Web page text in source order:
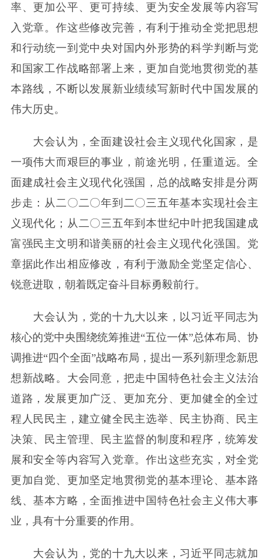
率、更加公平、更可持续、更为安全发展等内容写
入党章。作这些修改完善，有利于推动全党把思想
和行动统一到党中央对国内外形势的科学判断与党
和国家工作战略部署上来，更加自觉地贯彻党的基
本路线，不断以发展新业绩续写新时代中国发展的
伟大历史。
大会认为，全面建设社会主义现代化国家，是
一项伟大而艰巨的事业，前途光明，任重道远。全
面建成社会主义现代化强国，总的战略安排是分两
步走：从二〇二〇年到二〇三五年基本实现社会主
义现代化；从二〇三五年到本世纪中叶把我国建成
富强民主文明和谐美丽的社会主义现代化强国。党
章据此作出相应修改，有利于激励全党坚定信心、
锐意进取，朝着既定奋斗目标勇毅前行。
大会认为，党的十九大以来，以习近平同志为
核心的党中央围绕统筹推进“五位一体”总体布局、协
调推进“四个全面”战略布局，提出一系列新理念新思
想新战略。大会同意，把走中国特色社会主义法治
道路，发展更加广泛、更加充分、更加健全的全过
程人民民主，建立健全民主选举、民主协商、民主
决策、民主管理、民主监督的制度和程序，统筹发
展和安全等内容写入党章。作出这些充实，对全党
更加自觉、更加坚定地贯彻党的基本理论、基本路
线、基本方略，全面推进中国特色社会主义伟大事
业，具有十分重要的作用。
大会认为，党的十九大以来，习近平同志就加